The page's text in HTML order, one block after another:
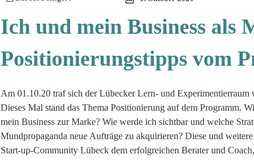
Ich und mein Business als
Positionierungstipps vom
Am 01.10.20 traf sich der Lübecker Lern- und Experimentierraum
Dieses Mal stand das Thema Positionierung auf dem Programm.
mein Business zur Marke? Wie werde ich sichtbar und welche
Mundpropaganda neue Aufträge zu akquirieren? Diese und
Start-up-Community Lübeck dem erfolgreichen Berater und Coach,